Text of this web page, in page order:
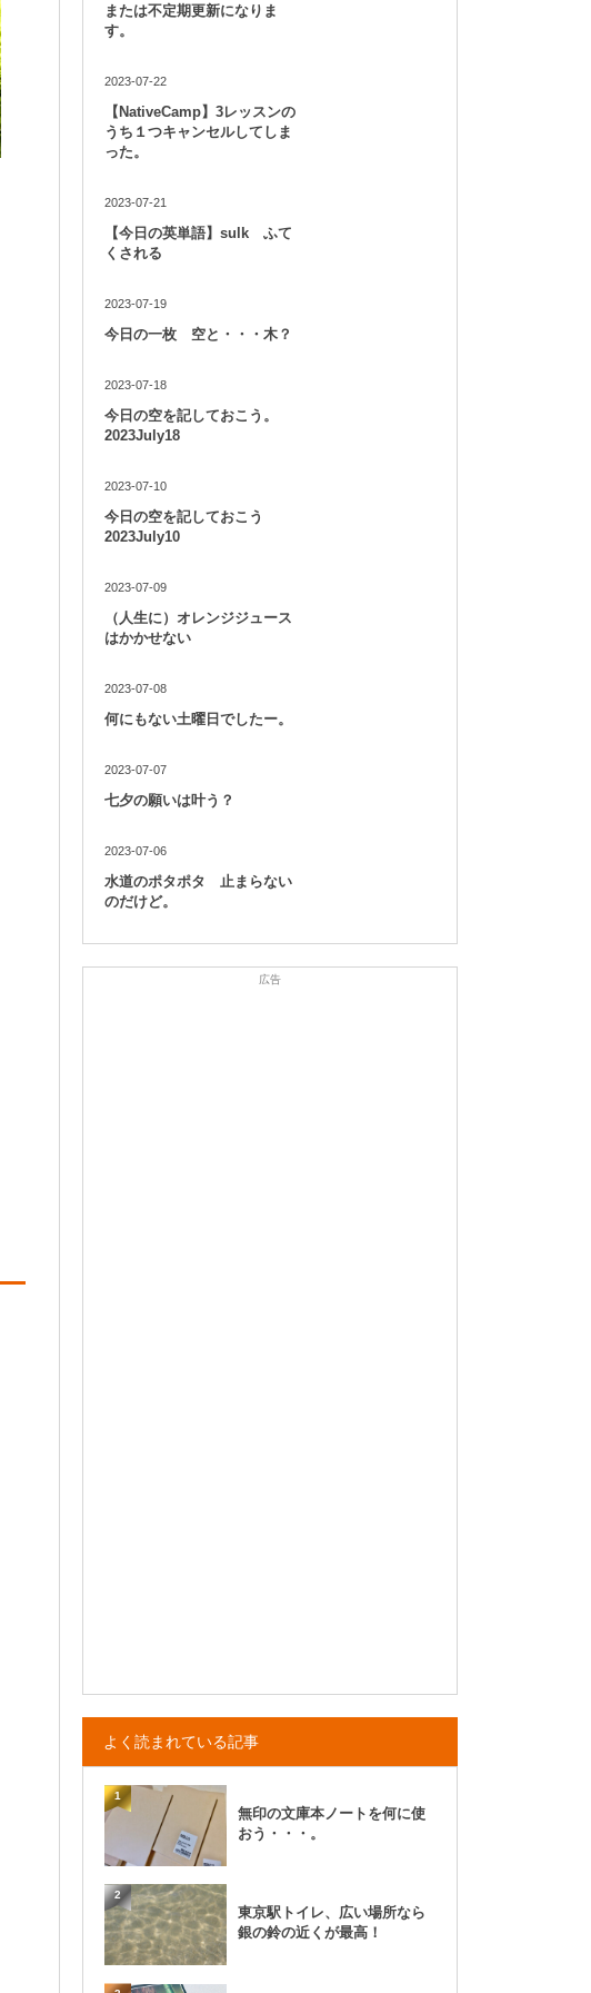
または不定期更新になりま
す。
2023-07-22
【NativeCamp】3レッスンの
うち１つキャンセルしてしま
った。
2023-07-21
【今日の英単語】sulk ふて
くされる
2023-07-19
今日の一枚 空と・・・木？
2023-07-18
今日の空を記しておこう。
2023July18
2023-07-10
今日の空を記しておこう
2023July10
2023-07-09
（人生に）オレンジジュース
はかかせない
2023-07-08
何にもない土曜日でしたー。
2023-07-07
七夕の願いは叶う？
2023-07-06
水道のポタポタ 止まらない
のだけど。
広告
よく読まれている記事
1
無印の文庫本ノートを何に使
おう・・・。
2
東京駅トイレ、広い場所なら
銀の鈴の近くが最高！